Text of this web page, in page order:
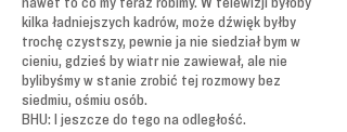
kilka ładniejszych kadrów, może dźwięk byłby
trochę czystszy, pewnie ja nie siedział bym w
cieniu, gdzieś by wiatr nie zawiewał, ale nie
bylibyśmy w stanie zrobić tej rozmowy bez
siedmiu, ośmiu osób.
BHU: I jeszcze do tego na odległość.